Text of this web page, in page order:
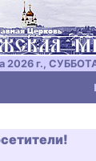
2026 г.,